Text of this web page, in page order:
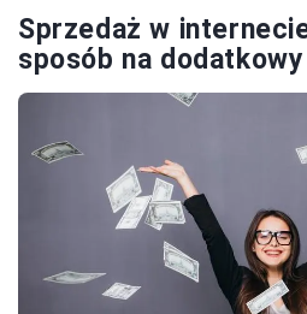
Sprzedaż w
sposób na